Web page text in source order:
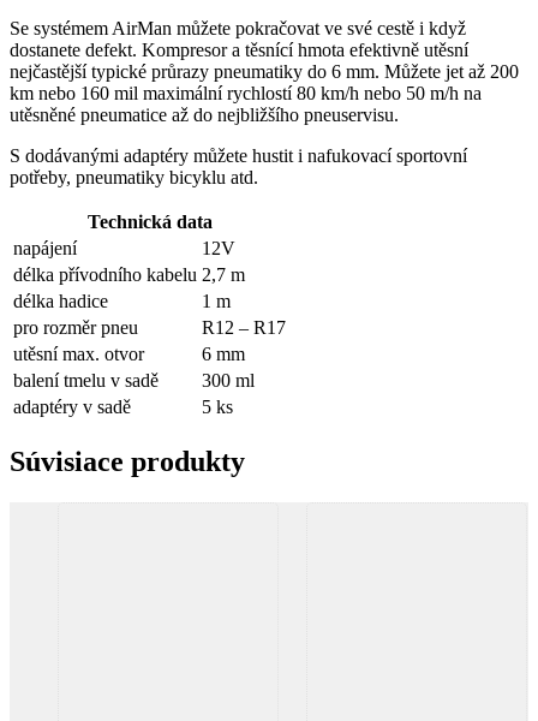
Se systémem AirMan můžete pokračovat ve své cestě i když
dostanete defekt. Kompresor a těsnící hmota efektivně utěsní
nejčastější typické průrazy pneumatiky do 6 mm. Můžete jet až 200
km nebo 160 mil maximální rychlostí 80 km/h nebo 50 m/h na
utěsněné pneumatice až do nejbližšího pneuservisu.
S dodávanými adaptéry můžete hustit i nafukovací sportovní
potřeby, pneumatiky bicyklu atd.
Technická data
napájení
12V
délka přívodního kabelu 2,7 m
délka hadice
1 m
pro rozměr pneu
R12 – R17
utěsní max. otvor
6 mm
balení tmelu v sadě
300 ml
adaptéry v sadě
5 ks
Súvisiace produkty